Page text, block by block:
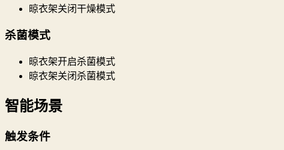
晾衣架关闭干燥模式
杀菌模式
晾衣架开启杀菌模式
晾衣架关闭杀菌模式
智能场景
触发条件